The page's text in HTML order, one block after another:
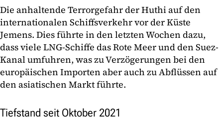
Die anhaltende Terrorgefahr der Huthi auf den
internationalen Schiffsverkehr vor der Küste
Jemens. Dies führte in den letzten Wochen dazu,
dass viele LNG-Schiffe das Rote Meer und den Suez-
Kanal umfuhren, was zu Verzögerungen bei den
europäischen Importen aber auch zu Abflüssen auf
den asiatischen Markt führte.
Tiefstand seit Oktober 2021